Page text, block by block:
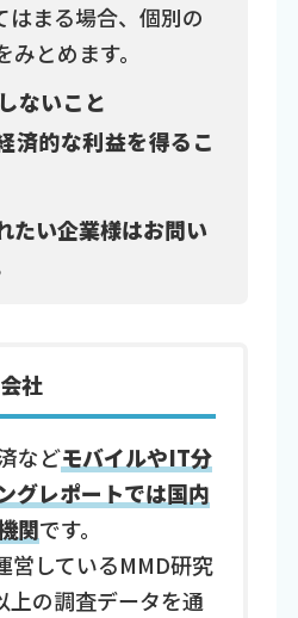
はまる場合、個別の
とめます。
ないこと
済的な利益を得るこ
たい企業様はお問い
社
などモバイルやIT分
グレポートでは国内
関です。
営しているMMD研究
上の調査データを通